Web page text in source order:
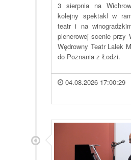
3 sierpnia na
kolejny spektakl w
teatr i na
plenerowej scenie przy
Wędrowny Teatr Lalek
do Poznania z Łodzi.
04.08.2026 17:00:29